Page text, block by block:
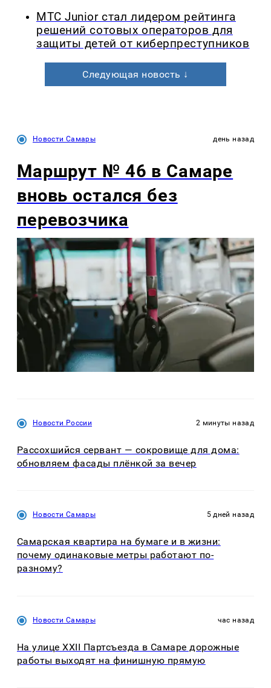
МТС Junior стал лидером рейтинга
решений сотовых операторов для
защиты детей от киберпреступников
Следующая новость ↓
Новости Самары день назад
Маршрут № 46 в Самаре
вновь остался без
перевозчика
Новости России 2 минуты назад
Рассохшийся сервант — сокровище для дома:
обновляем фасады плёнкой за вечер
Новости Самары 5 дней назад
Самарская квартира на бумаге и в жизни:
почему одинаковые метры работают по-
разному?
Новости Самары час назад
На улице XXII Партсъезда в Самаре дорожные
работы выходят на финишную прямую